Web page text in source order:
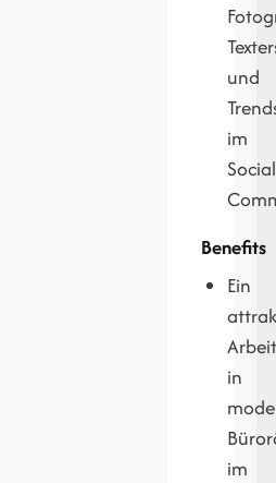
und
im
Social
Benefits
Ein
in
im